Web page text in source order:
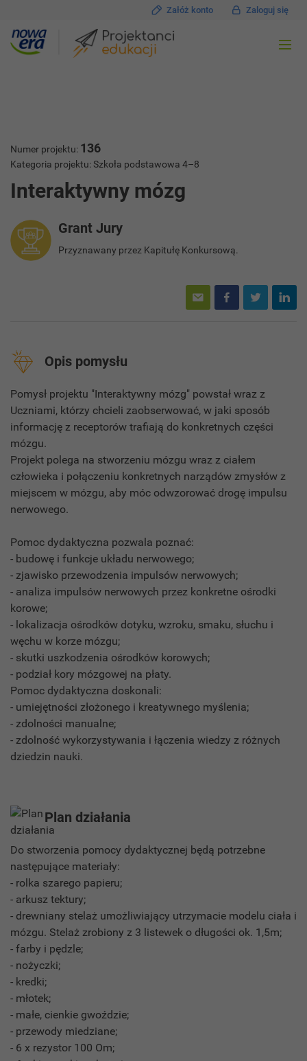
Załóż konto Zaloguj się
Numer projektu: 136
Kategoria projektu: Szkoła podstawowa 4–8
Interaktywny mózg
Grant Jury
Przyznawany przez Kapitułę Konkursową.
Opis pomysłu
Pomysł projektu "Interaktywny mózg" powstał wraz z
Uczniami, którzy chcieli zaobserwować, w jaki sposób
informację z receptorów trafiają do konkretnych części
mózgu.
Projekt polega na stworzeniu mózgu wraz z ciałem
człowieka i połączeniu konkretnych narządów zmysłów z
miejscem w mózgu, aby móc odwzorować drogę impulsu
nerwowego.
Pomoc dydaktyczna pozwala poznać:
- budowę i funkcje układu nerwowego;
- zjawisko przewodzenia impulsów nerwowych;
- analiza impulsów nerwowych przez konkretne ośrodki
korowe;
- lokalizacja ośrodków dotyku, wzroku, smaku, słuchu i
węchu w korze mózgu;
- skutki uszkodzenia ośrodków korowych;
- podział kory mózgowej na płaty.
Pomoc dydaktyczna doskonali:
- umiejętności złożonego i kreatywnego myślenia;
- zdolności manualne;
- zdolność wykorzystywania i łączenia wiedzy z różnych
dziedzin nauki.
Plan działania
Do stworzenia pomocy dydaktycznej będą potrzebne
następujące materiały:
- rolka szarego papieru;
- arkusz tektury;
- drewniany stelaż umożliwiający utrzymacie modelu ciała i
mózgu. Stelaż zrobiony z 3 listewek o długości ok. 1,5m;
- farby i pędzle;
- nożyczki;
- kredki;
- młotek;
- małe, cienkie gwoździe;
- przewody miedziane;
- 6 x rezystor 100 Om;